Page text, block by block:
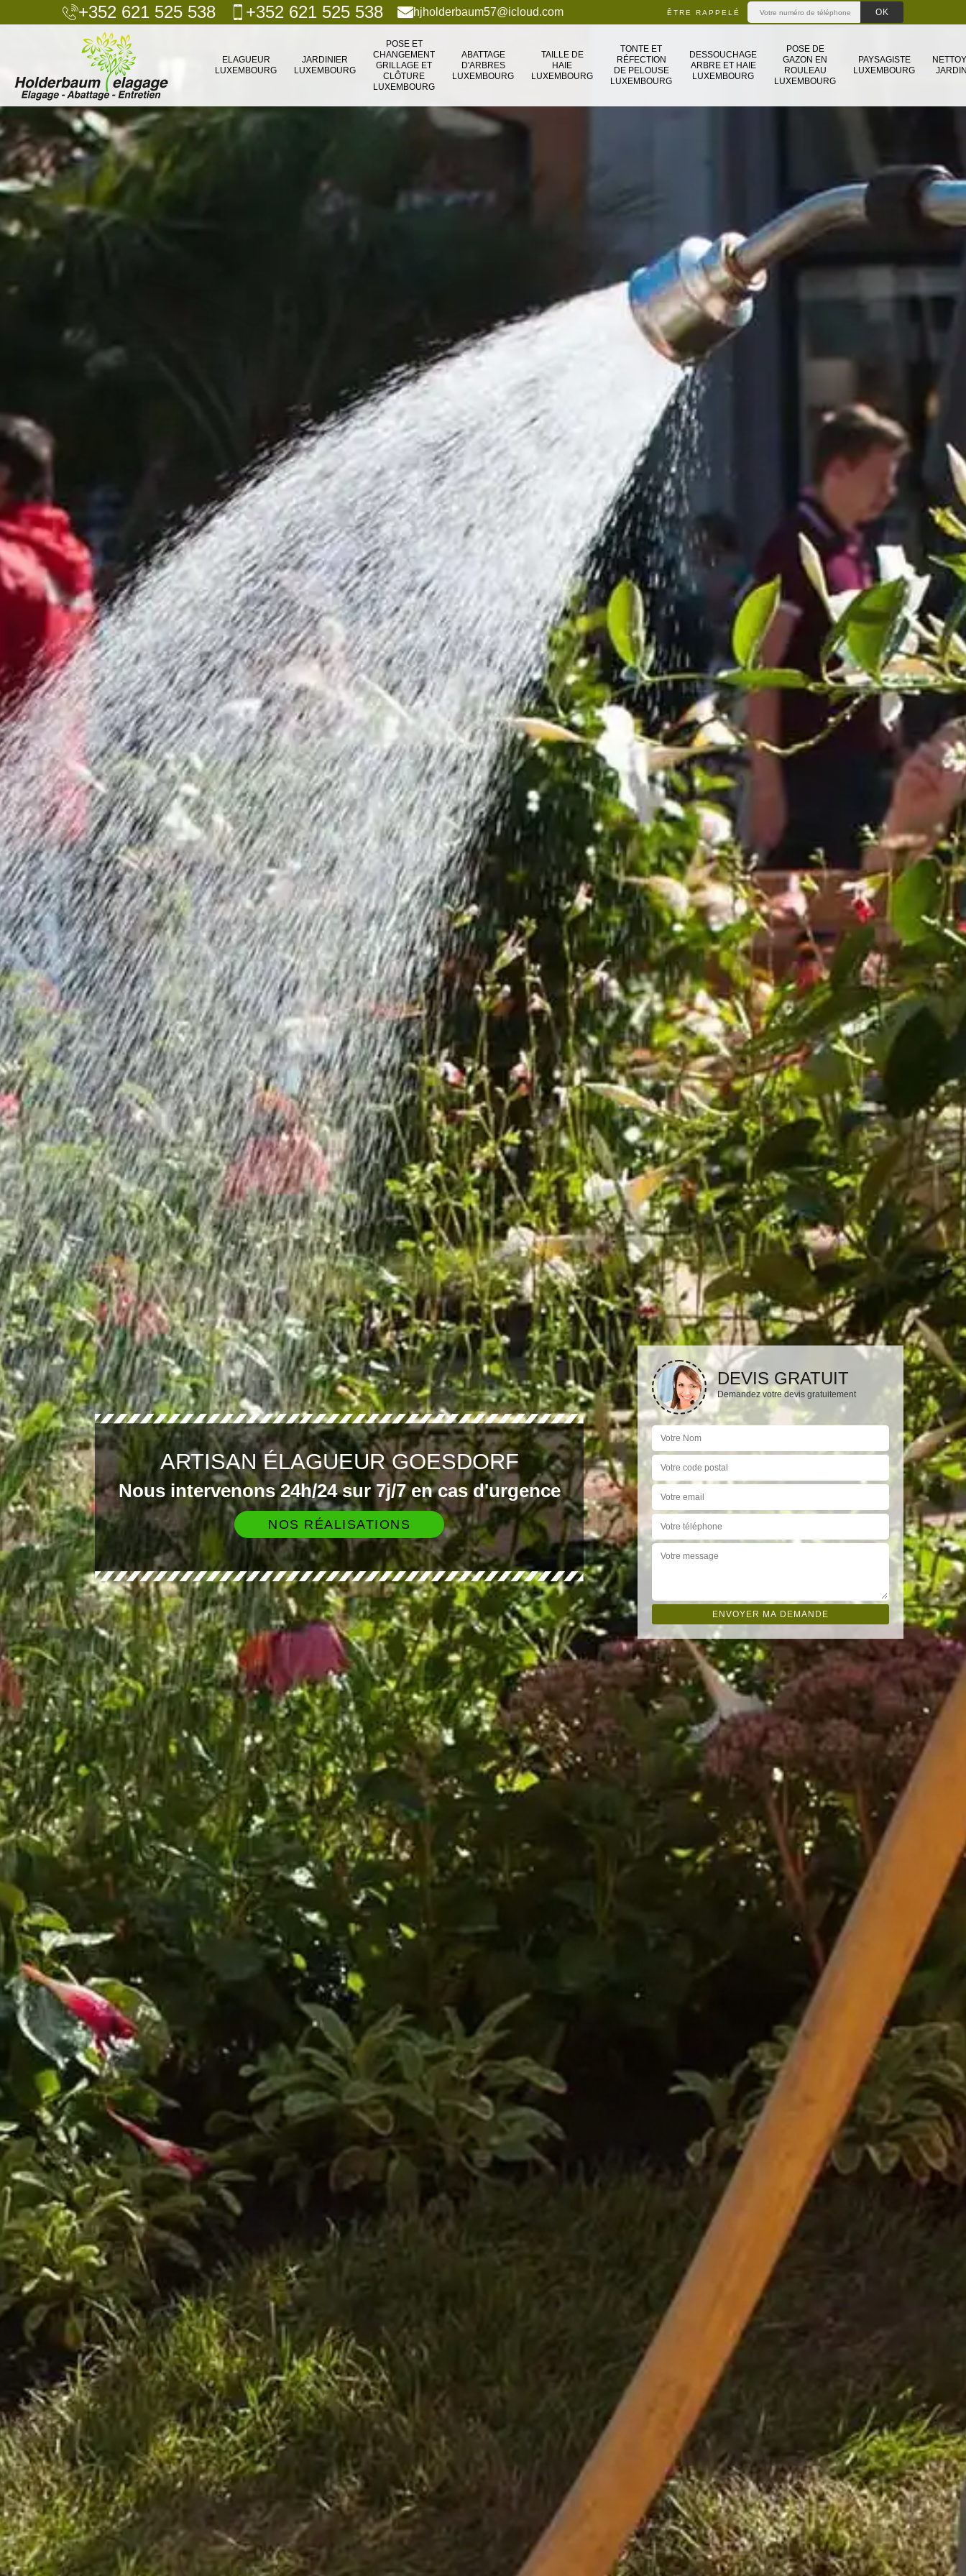
+352 621 525 538 +352 621 525 538 hjholderbaum57@icloud.com ÊTRE RAPPELÉ
ELAGUEUR
LUXEMBOURG
JARDINIER
LUXEMBOURG
POSE ET
CHANGEMENT
GRILLAGE ET
CLÔTURE
LUXEMBOURG
ABATTAGE
D'ARBRES
LUXEMBOURG
TAILLE DE
HAIE
LUXEMBOURG
TONTE ET
RÉFECTION
DE PELOUSE
LUXEMBOURG
DESSOUCHAGE
ARBRE ET HAIE
LUXEMBOURG
POSE DE
GAZON EN
ROULEAU
LUXEMBOURG
PAYSAGISTE
LUXEMBOURG
ARTISAN ÉLAGUEUR GOESDORF
Nous intervenons 24h/24 sur 7j/7 en cas d'urgence
NOS RÉALISATIONS
DEVIS GRATUIT
Demandez votre devis gratuitement